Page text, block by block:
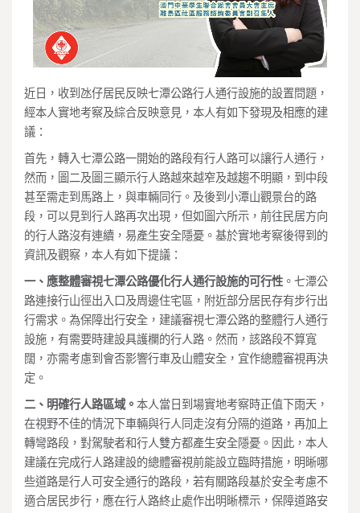
近日，收到氹仔居民反映七潭公路行人通行設施的設置問題，
經本人實地考察及綜合反映意見，本人有如下發現及相應的建
議：
首先，轉入七潭公路一開始的路段有行人路可以讓行人通行，
然而，圖二及圖三顯示行人路越來越窄及越趨不明顯，到中段
甚至需走到馬路上，與車輛同行。及後到小潭山觀景台的路
段，可以見到行人路再次出現，但如圖六所示，前往民居方向
的行人路沒有連續，易產生安全隱憂。基於實地考察後得到的
資訊及觀察，本人有如下提議：
一、應整體審視七潭公路優化行人通行設施的可行性 。七潭公
路連接行山徑出入口及周邊住宅區，附近部分居民存有步行出
行需求。為保障出行安全，建議審視七潭公路的整體行人通行
設施，有需要時建設具護欄的行人路。然而，該路段不算寬
闊，亦需考慮到會否影響行車及山體安全，宜作總體審視再決
定。
二、明確行人路區域。 本人當日到場實地考察時正值下雨天，
在視野不佳的情況下車輛與行人同走沒有分隔的道路，再加上
轉彎路段，對駕駛者和行人雙方都產生安全隱憂。因此，本人
建議在完成行人路建設的總體審視前能設立臨時措施，明晰哪
些道路是行人可安全通行的路段，若有關路段基於安全考慮不
適合居民步行，應在行人路終止處作出明晰標示，保障道路安